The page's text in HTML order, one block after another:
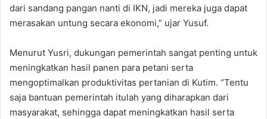
dari sandang pangan nanti di IKN, jadi mereka juga dapat
merasakan untung secara ekonomi,” ujar Yusuf.
Menurut Yusri, dukungan pemerintah sangat penting untuk
meningkatkan hasil panen para petani serta
mengoptimalkan produktivitas pertanian di Kutim. “Tentu
saja bantuan pemerintah itulah yang diharapkan dari
masyarakat, sehingga dapat meningkatkan hasil serta